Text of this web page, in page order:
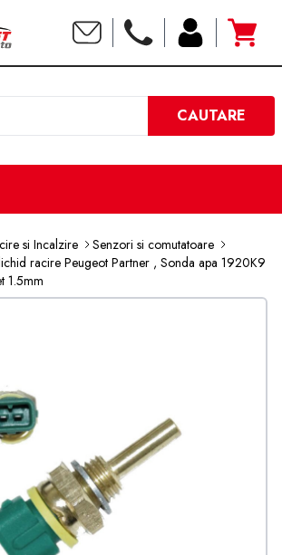
CAUTARE
si Incalzire
Senzori si comutatoare
racire Peugeot Partner , Sonda apa 1920K9
1.5mm